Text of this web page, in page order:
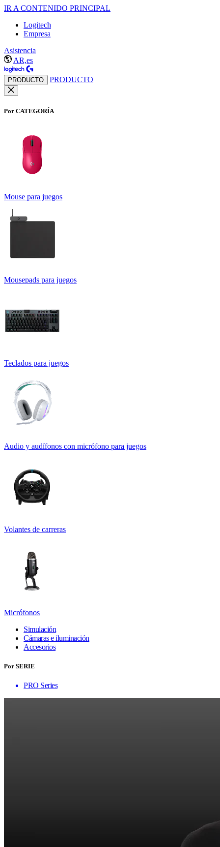
IR A CONTENIDO PRINCIPAL
Logitech
Empresa
Asistencia
AR,es
PRODUCTO PRODUCTO
Por CATEGORÍA
Mouse para juegos
Mousepads para juegos
Teclados para juegos
Audio y audífonos con micrófono para juegos
Volantes de carreras
Micrófonos
Simulación
Cámaras e iluminación
Accesorios
Por SERIE
PRO Series